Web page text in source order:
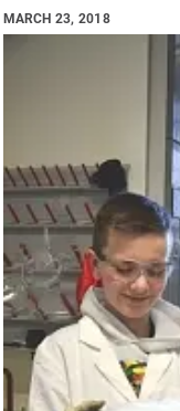
MARCH 23, 2018